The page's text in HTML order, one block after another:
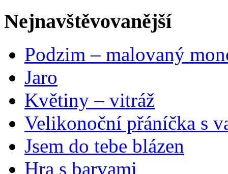
Nejnavštěvovanější
Podzim – malovaný
Jaro
Květiny – vitráž
Velikonoční přáníčka s
Jsem do tebe blázen
Hra s barvami